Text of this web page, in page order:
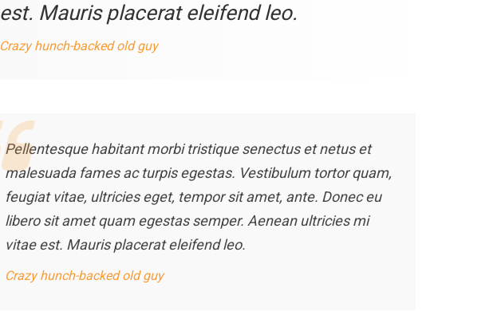
est. Mauris placerat eleifend leo.
Crazy hunch-backed old guy
Pellentesque habitant morbi tristique senectus et netus et
malesuada fames ac turpis egestas. Vestibulum tortor quam,
feugiat vitae, ultricies eget, tempor sit amet, ante. Donec eu
libero sit amet quam egestas semper. Aenean ultricies mi
vitae est. Mauris placerat eleifend leo.
Crazy hunch-backed old guy